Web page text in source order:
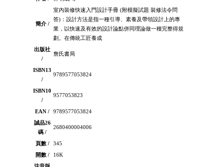
簡介 /
室內裝修快速入門設計手冊 (附模擬試題 裝修法令問
答)：設計方法是指一種引導、素養及帶領設計上的專
業，以快速及有效的設計論點併同理論做一種完整得規
劃。在傳統工匠養成
出版社
/
詹氏書局
ISBN13
/
9789577053824
ISBN10
/
9577053823
EAN /
9789577053824
誠品26
碼 /
2680400004006
頁數 /
345
開數 /
16K